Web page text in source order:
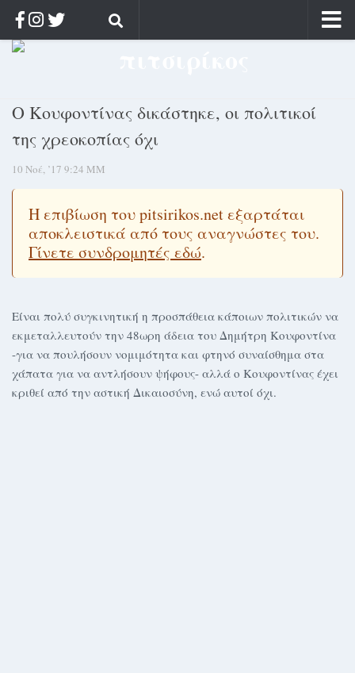
Αρχική
Αρχείο
Κοσμαγάπητα
Ρίζα & Διάρκεια
Διαφήμιση
Γίνετε συνδρομητής
Log in
Ο Κουφοντίνας δικάστηκε, οι πολιτικοί
της χρεοκοπίας όχι
10 Νοέ, ’17 9:24 ΜΜ
Η επιβίωση του pitsirikos.net εξαρτάται
αποκλειστικά από τους αναγνώστες του.
Γίνετε συνδρομητές εδώ.
Είναι πολύ συγκινητική η προσπάθεια κάποιων πολιτικών να
εκμεταλλευτούν την 48ωρη άδεια του Δημήτρη Κουφοντίνα
-για να πουλήσουν νομιμότητα και φτηνό συναίσθημα στα
χάπατα για να αντλήσουν ψήφους- αλλά ο Κουφοντίνας έχει
κριθεί από την αστική Δικαιοσύνη, ενώ αυτοί όχι.